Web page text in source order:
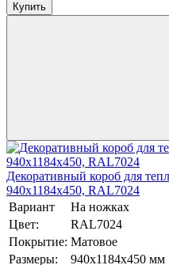
Купить
Декоративный короб для
940х1184х450, RAL7024
Вариант
На ножках
Цвет:
RAL7024
Покрытие: Матовое
Размеры:
940х1184х450 мм